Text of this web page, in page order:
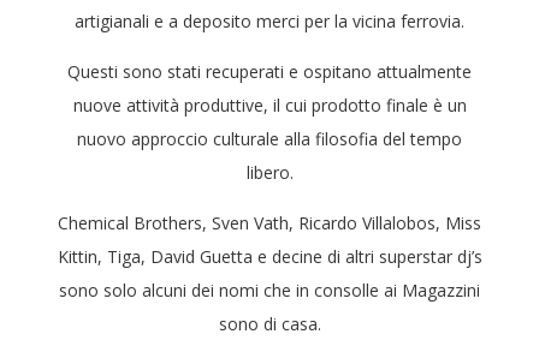
artigianali e a deposito merci per la vicina ferrovia.
Questi sono stati recuperati e ospitano attualmente
nuove attività produttive, il cui prodotto finale è un
nuovo approccio culturale alla filosofia del tempo
libero.
Chemical Brothers, Sven Vath, Ricardo Villalobos, Miss
Kittin, Tiga, David Guetta e decine di altri superstar dj’s
sono solo alcuni dei nomi che in consolle ai Magazzini
sono di casa.